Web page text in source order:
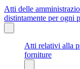
Atti delle
distintamente per ogni
Atti relativi alla
forniture